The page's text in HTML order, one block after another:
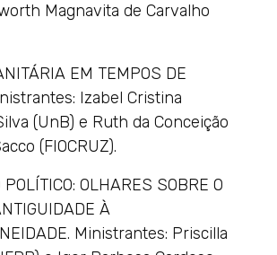
Magnavita de Carvalho
EM TEMPOS DE
Izabel Cristina
(UnB) e Ruth da Conceição
(FIOCRUZ).
OLHARES SOBRE O
À
Ministrantes: Priscilla